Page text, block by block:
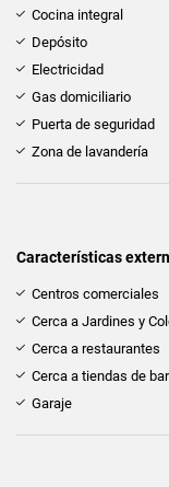
Cocina integral
Depósito
Electricidad
Gas domiciliario
Puerta de seguridad
Zona de lavandería
Características
Centros comerciales
Cerca a Jardines y
Cerca a restaurantes
Cerca a tiendas de
Garaje